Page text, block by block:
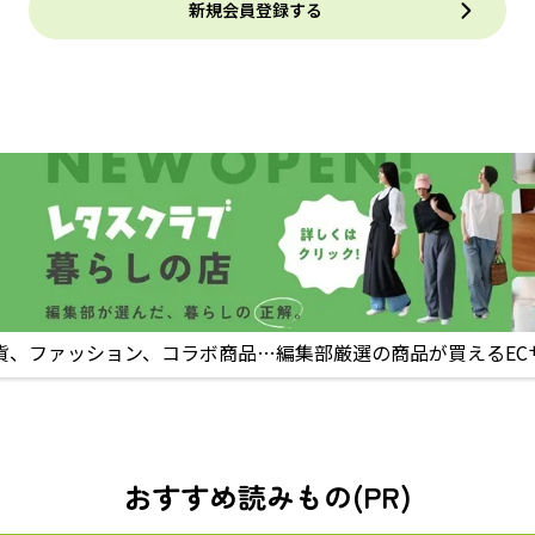
新規会員登録する
、ファッション、コラボ商品…編集部厳選の商品が買えるEC
おすすめ読みもの(PR)